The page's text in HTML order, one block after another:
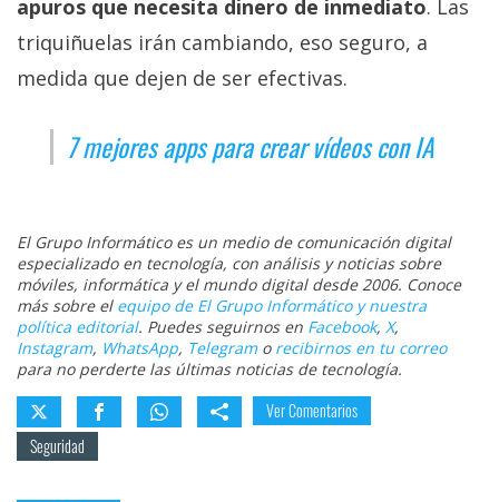
apuros que necesita dinero de inmediato. Las
triquiñuelas irán cambiando, eso seguro, a
medida que dejen de ser efectivas.
7 mejores apps para crear vídeos con IA
El Grupo Informático es un medio de comunicación digital
especializado en tecnología, con análisis y noticias sobre
móviles, informática y el mundo digital desde 2006. Conoce
más sobre el equipo de El Grupo Informático y nuestra
política editorial. Puedes seguirnos en Facebook, X,
Instagram, WhatsApp, Telegramo recibirnos en tu correo
para no perderte las últimas noticias de tecnología.
Ver Comentarios
Seguridad